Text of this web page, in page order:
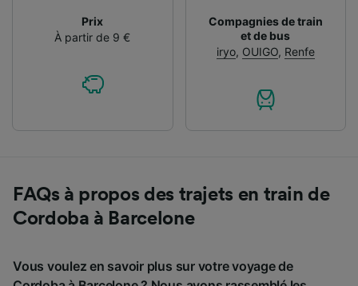
Prix
À partir de 9 €
Compagnies de train
et de bus
iryo, OUIGO, Renfe
FAQs à propos des trajets en train de
Cordoba à Barcelone
Vous voulez en savoir plus sur votre voyage de